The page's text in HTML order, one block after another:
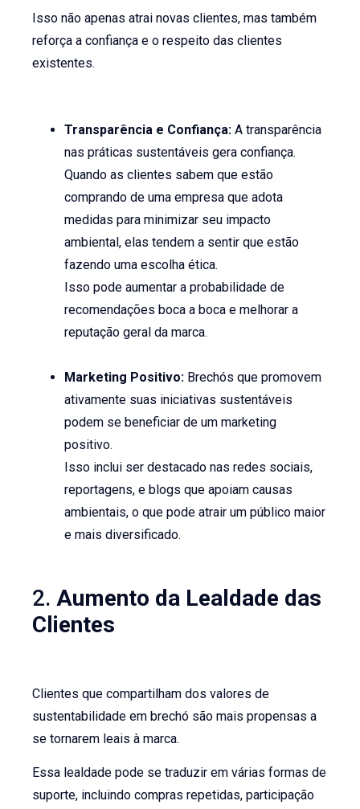
Isso não apenas atrai novas clientes, mas também
reforça a confiança e o respeito das clientes
existentes.
Transparência e Confiança: A transparência
nas práticas sustentáveis gera confiança.
Quando as clientes sabem que estão
comprando de uma empresa que adota
medidas para minimizar seu impacto
ambiental, elas tendem a sentir que estão
fazendo uma escolha ética.
Isso pode aumentar a probabilidade de
recomendações boca a boca e melhorar a
reputação geral da marca.
Marketing Positivo: Brechós que promovem
ativamente suas iniciativas sustentáveis
podem se beneficiar de um marketing
positivo.
Isso inclui ser destacado nas redes sociais,
reportagens, e blogs que apoiam causas
ambientais, o que pode atrair um público maior
e mais diversificado.
2.Aumento da Lealdade das
Clientes
Clientes que compartilham dos valores de
sustentabilidade em brechó são mais propensas a
se tornarem leais à marca.
Essa lealdade pode se traduzir em várias formas de
suporte, incluindo compras repetidas, participação